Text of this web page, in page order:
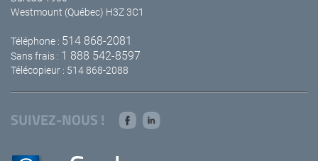
Westmount (Québec) H3Z 3C1
Téléphone : 514 868-2081
Sans frais : 1 888 542-8597
Télécopieur : 514 868-2088
SUIVEZ-NOUS !